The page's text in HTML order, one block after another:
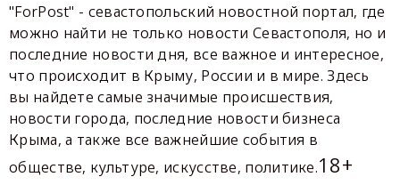
"ForPost" - севастопольский новостной портал, где
можно найти не только новости Севастополя, но и
последние новости дня, все важное и интересное,
что происходит в Крыму, России и в мире. Здесь
вы найдете самые значимые происшествия,
новости города, последние новости бизнеса
Крыма, а также все важнейшие события в
обществе, культуре, искусстве, политике.18+